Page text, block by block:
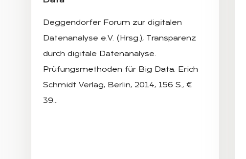
Deggendorfer Forum zur digitalen
Datenanalyse e.V. (Hrsg.), Transparenz
durch digitale Datenanalyse.
Prüfungsmethoden für Big Data, Erich
Schmidt Verlag, Berlin, 2014, 156 S., €
39…